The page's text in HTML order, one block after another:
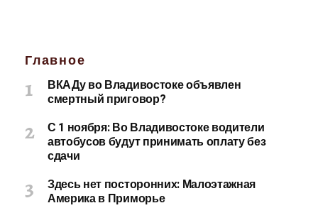
Главное
ВКАДу во Владивостоке объявлен
смертный приговор?
С 1 ноября: Во Владивостоке водители
автобусов будут принимать оплату без
сдачи
Здесь нет посторонних: Малоэтажная
Америка в Приморье